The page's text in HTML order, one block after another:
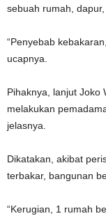
sebuah rumah,
“Penyebab
ucapnya.
Pihaknya, lanjut Joko
melakukan
jelasnya.
Dikatakan, akibat
terbakar, bangunan
“Kerugian, 1 rumah